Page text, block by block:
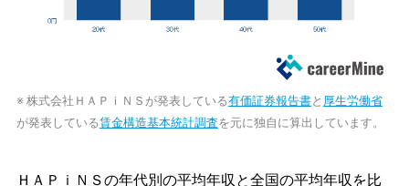
※ 株式会社ＨＡＰｉＮＳが発表している有価証券報告書と 厚生労働省
が発表している賃金構造基本統計調査を元に独自に算出しています。
ＨＡＰｉＮＳの年代別の平均年収と全国の平均年収を比